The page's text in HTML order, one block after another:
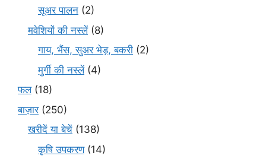
सूअर पालन (2)
मवेशियों की नस्लें(8)
गाय, भैंस, सुअर भेड़, बकरी (2)
मुर्गी की नस्लें(4)
फल(18)
बाज़ार(250)
खरीदें या बेचें (138)
कृषि उपकरण(14)